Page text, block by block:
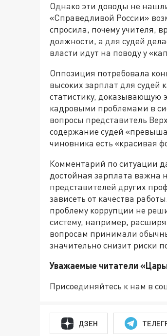
Однако эти доводы не
«Справедливой России»
спросила, почему учителя,
должности, а для судей
власти идут на поводу у
Оппозиция потребовала
высоких зарплат для судей
статистику, доказывающую
кадровыми проблемами в
вопросы представитель
содержание судей
чиновника есть «красивая
Комментарий по ситуации
достойная зарплата важна
представителей других
зависеть от качества
проблему коррупции не
систему, например,
вопросам принимали
значительно снизит риски
Уважаемые читатели
Присоединяйтесь к нам в
ДЗЕН